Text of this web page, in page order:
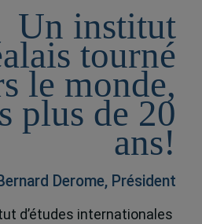
Un institut
tourné
le monde,
plus de 20
ans!
Derome, Président
d’études internationales